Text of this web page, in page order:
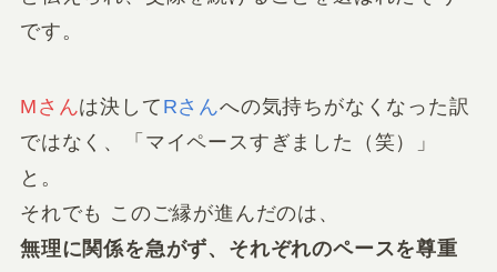
です。
Mさんは決して Rさんへの気持ちがなくなった訳
ではなく、「マイペースすぎました（笑）」
と。
それでも このご縁が進んだのは、
無理に関係を急がず、それぞれのペースを尊重